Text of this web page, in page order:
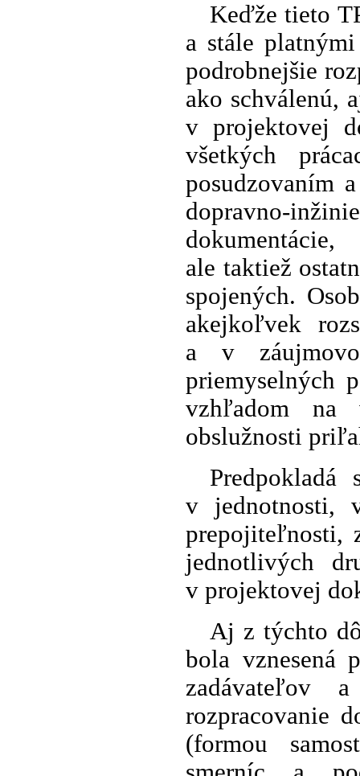
Keďže tieto
a stále
podrobnejšie
ako schválenú,
v projektovej
všetkých
posudzovaním
dopravno-
ale taktiež
spojených.
akejkoľvek
a v
priemyselných
vzhľadom na
obslužnosti
v jednotnosti,
prepojiteľnosti,
jednotlivých
v projektovej
Aj z týchto
bola vznesená
zadávateľov
rozpracovanie
(formou